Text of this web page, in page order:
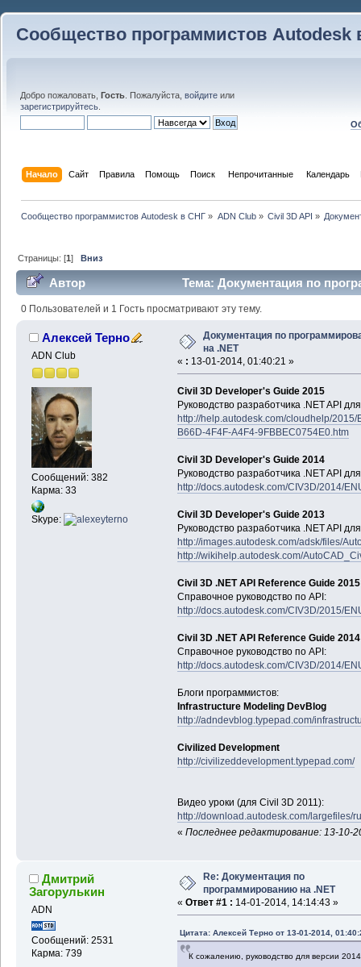
Сообщество программистов Autodesk
Добро пожаловать, Гость . Пожалуйста, войдите или
зарегистрируйтесь
Начало Сайт Правила Помощь Поиск Непрочитанные Календарь
Сообщество программистов Autodesk в СНГ » ADN Club» Civil 3D API »
Страницы: [1]Вниз
Автор
Тема: Документация по
74778 раз)
0 Пользователей и 1 Гость просматривают эту тему.
Алексей Терно
ADN Club
Сообщений: 382
Карма: 33
Skype:
Документация по
на .NET
« : 13-01-2014, 01:40:21 »
Civil 3D Developer's Guide 2015
Руководство разработчика .NET API
http://help.autodesk.com/cloudhelp/
B66D-4F4F-A4F4-9FBBEC0754E0.htm
Civil 3D Developer's Guide 2014
Руководство разработчика .NET API
http://docs.autodesk.com/CIV3D/2014/
Civil 3D Developer's Guide 2013
Руководство разработчика .NET API
http://images.autodesk.com/adsk/files/
http://wikihelp.autodesk.com/
Civil 3D .NET API Reference Guide 2015
Справочное руководство по API:
http://docs.autodesk.com/CIV3D/2015/
Civil 3D .NET API Reference Guide 2014
Справочное руководство по API:
http://docs.autodesk.com/CIV3D/2014/
Блоги программистов:
Infrastructure Modeling DevBlog
http://adndevblog.typepad.com/
Civilized Development
http://civilizeddevelopment.typepad.com/
Видео уроки (для Civil 3D 2011):
http://download.autodesk.com/largefiles/
« Последнее редактирование: 13-10-
Дмитрий
Загорулькин
ADN
Сообщений: 2531
Карма: 739
Re: Документация по
программированию на .NET
« Ответ #1 : 14-01-2014, 14:14:43 »
Цитата: Алексей Терно от 13-01-2014,
К сожалению, руководство для версии